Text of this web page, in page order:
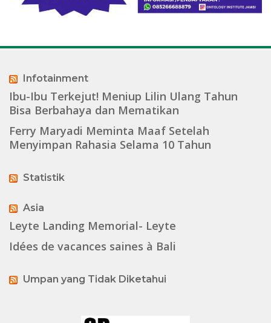
Infotainment
Ibu-Ibu Terkejut! Meniup Lilin Ulang Tahun
Bisa Berbahaya dan Mematikan
Ferry Maryadi Meminta Maaf Setelah
Menyimpan Rahasia Selama 10 Tahun
Statistik
Asia
Leyte Landing Memorial- Leyte
Idées de vacances saines à Bali
Umpan yang Tidak Diketahui